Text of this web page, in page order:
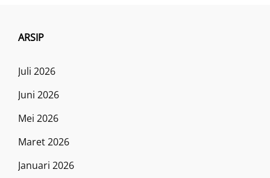
ARSIP
Juli 2026
Juni 2026
Mei 2026
Maret 2026
Januari 2026